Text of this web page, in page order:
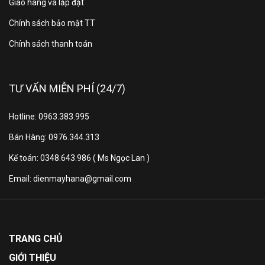
truy cập hàng ngàn nội dung giải trí đa dạng. Đây
là thiết bị phù hợp cho cả nhu cầu xem phim, chơi
Thưởng thức nội dung
giải trí chất lượng trên
màn hình lớn của Google
Tivi Xiaomi S QD-
MiniLED 4K 75 inch
Thiết kế cao cấp, tinh tế và
Giao hàng và lắp đặt
Chính sách bảo mật TT
Chính sách thanh toán
TƯ VẤN MIỄN PHÍ (24/7)
Hotline: 0963.383.995
Bán Hàng: 0976.344.313
Kế toán: 0348.643.986 ( Ms Ngọc Lan )
Email: dienmayhana@gmail.com
TRANG CHỦ
GIỚI THIỆU